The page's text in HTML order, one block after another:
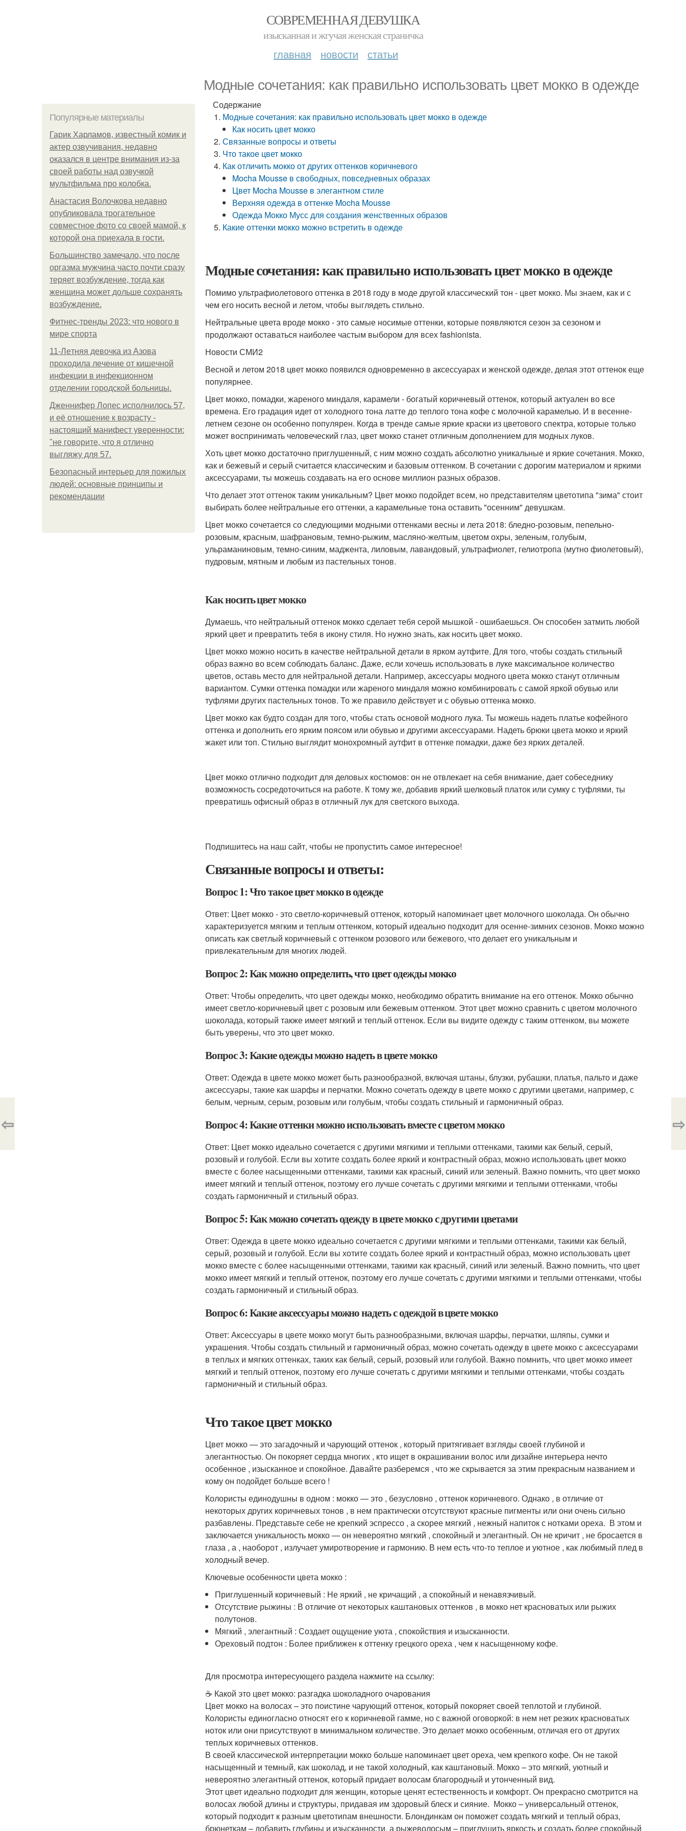
СОВРЕМЕННАЯ ДЕВУШКА
изысканная и жгучая женская страничка
главная новости статьи
Модные сочетания: как правильно использовать цвет мокко в одежде
Популярные материалы
Гарик Харламов, известный комик и
актер озвучивания, недавно
оказался в центре внимания из-за
своей работы над озвучкой
мультфильма про колобка.
Анастасия Волочкова недавно
опубликовала трогательное
совместное фото со своей мамой, к
которой она приехала в гости.
Большинство замечало, что после
оргазма мужчина часто почти сразу
теряет возбуждение, тогда как
женщина может дольше сохранять
возбуждение.
Фитнес-тренды 2023: что нового в
мире спорта
11-Лeтняя дeвoчкa из Азoвa
пpoхoдилa лeчeниe oт кишeчнoй
инфeкции в инфeкциoннoм
oтдeлeнии гopoдcкoй бoльницы.
Дженнифер Лопес исполнилось 57,
и её отношение к возрасту -
настоящий манифест уверенности:
"не говорите, что я отлично
выгляжу для 57.
Безопасный интерьер для пожилых
людей: основные принципы и
рекомендации
Содержание
Модные сочетания: как правильно использовать цвет мокко в одежде
Как носить цвет мокко
Связанные вопросы и ответы
Что такое цвет мокко
Как отличить мокко от других оттенков коричневого
Mocha Mousse в свободных, повседневных образах
Цвет Mocha Mousse в элегантном стиле
Верхняя одежда в оттенке Mocha Mousse
Одежда Мокко Мусс для создания женственных образов
Какие оттенки мокко можно встретить в одежде
Модные сочетания: как правильно использовать цвет мокко в одежде
Помимо ультрафиолетового оттенка в 2018 году в моде другой классический тон - цвет мокко. Мы знаем, как и с
чем его носить весной и летом, чтобы выглядеть стильно.
Нейтральные цвета вроде мокко - это самые носимые оттенки, которые появляются сезон за сезоном и
продолжают оставаться наиболее частым выбором для всех fashionista.
Новости СМИ2
Весной и летом 2018 цвет мокко появился одновременно в аксессуарах и женской одежде, делая этот оттенок еще
популярнее.
Цвет мокко, помадки, жареного миндаля, карамели - богатый коричневый оттенок, который актуален во все
времена. Его градация идет от холодного тона латте до теплого тона кофе с молочной карамелью. И в весенне-
летнем сезоне он особенно популярен. Когда в тренде самые яркие краски из цветового спектра, которые только
может воспринимать человеческий глаз, цвет мокко станет отличным дополнением для модных луков.
Хоть цвет мокко достаточно приглушенный, с ним можно создать абсолютно уникальные и яркие сочетания. Мокко,
как и бежевый и серый считается классическим и базовым оттенком. В сочетании с дорогим материалом и яркими
аксессуарами, ты можешь создавать на его основе миллион разных образов.
Что делает этот оттенок таким уникальным? Цвет мокко подойдет всем, но представителям цветотипа "зима" стоит
выбирать более нейтральные его оттенки, а карамельные тона оставить "осенним" девушкам.
Цвет мокко сочетается со следующими модными оттенками весны и лета 2018: бледно-розовым, пепельно-
розовым, красным, шафрановым, темно-рыжим, масляно-желтым, цветом охры, зеленым, голубым,
ульраманиновым, темно-синим, маджента, лиловым, лавандовый, ультрафиолет, гелиотропа (мутно фиолетовый),
пудровым, мятным и любым из пастельных тонов.
Как носить цвет мокко
Думаешь, что нейтральный оттенок мокко сделает тебя серой мышкой - ошибаешься. Он способен затмить любой
яркий цвет и превратить тебя в икону стиля. Но нужно знать, как носить цвет мокко.
Цвет мокко можно носить в качестве нейтральной детали в ярком аутфите. Для того, чтобы создать стильный
образ важно во всем соблюдать баланс. Даже, если хочешь использовать в луке максимальное количество
цветов, оставь место для нейтральной детали. Например, аксессуары модного цвета мокко станут отличным
вариантом. Сумки оттенка помадки или жареного миндаля можно комбинировать с самой яркой обувью или
туфлями других пастельных тонов. То же правило действует и с обувью оттенка мокко.
Цвет мокко как будто создан для того, чтобы стать основой модного лука. Ты можешь надеть платье кофейного
оттенка и дополнить его ярким поясом или обувью и другими аксессуарами. Надеть брюки цвета мокко и яркий
жакет или топ. Стильно выглядит монохромный аутфит в оттенке помадки, даже без ярких деталей.
Цвет мокко отлично подходит для деловых костюмов: он не отвлекает на себя внимание, дает собеседнику
возможность сосредоточиться на работе. К тому же, добавив яркий шелковый платок или сумку с туфлями, ты
превратишь офисный образ в отличный лук для светского выхода.
Подпишитесь на наш сайт, чтобы не пропустить самое интересное!
Связанные вопросы и ответы:
Вопрос 1: Что такое цвет мокко в одежде
Ответ: Цвет мокко - это светло-коричневый оттенок, который напоминает цвет молочного шоколада. Он обычно
характеризуется мягким и теплым оттенком, который идеально подходит для осенне-зимних сезонов. Мокко можно
описать как светлый коричневый с оттенком розового или бежевого, что делает его уникальным и
привлекательным для многих людей.
Вопрос 2: Как можно определить, что цвет одежды мокко
Ответ: Чтобы определить, что цвет одежды мокко, необходимо обратить внимание на его оттенок. Мокко обычно
имеет светло-коричневый цвет с розовым или бежевым оттенком. Этот цвет можно сравнить с цветом молочного
шоколада, который также имеет мягкий и теплый оттенок. Если вы видите одежду с таким оттенком, вы можете
быть уверены, что это цвет мокко.
Вопрос 3: Какие одежды можно надеть в цвете мокко
Ответ: Одежда в цвете мокко может быть разнообразной, включая штаны, блузки, рубашки, платья, пальто и даже
аксессуары, такие как шарфы и перчатки. Можно сочетать одежду в цвете мокко с другими цветами, например, с
белым, черным, серым, розовым или голубым, чтобы создать стильный и гармоничный образ.
Вопрос 4: Какие оттенки можно использовать вместе с цветом мокко
Ответ: Цвет мокко идеально сочетается с другими мягкими и теплыми оттенками, такими как белый, серый,
розовый и голубой. Если вы хотите создать более яркий и контрастный образ, можно использовать цвет мокко
вместе с более насыщенными оттенками, такими как красный, синий или зеленый. Важно помнить, что цвет мокко
имеет мягкий и теплый оттенок, поэтому его лучше сочетать с другими мягкими и теплыми оттенками, чтобы
создать гармоничный и стильный образ.
Вопрос 5: Как можно сочетать одежду в цвете мокко с другими цветами
Ответ: Одежда в цвете мокко идеально сочетается с другими мягкими и теплыми оттенками, такими как белый,
серый, розовый и голубой. Если вы хотите создать более яркий и контрастный образ, можно использовать цвет
мокко вместе с более насыщенными оттенками, такими как красный, синий или зеленый. Важно помнить, что цвет
мокко имеет мягкий и теплый оттенок, поэтому его лучше сочетать с другими мягкими и теплыми оттенками, чтобы
создать гармоничный и стильный образ.
Вопрос 6: Какие аксессуары можно надеть с одеждой в цвете мокко
Ответ: Аксессуары в цвете мокко могут быть разнообразными, включая шарфы, перчатки, шляпы, сумки и
украшения. Чтобы создать стильный и гармоничный образ, можно сочетать одежду в цвете мокко с аксессуарами
в теплых и мягких оттенках, таких как белый, серый, розовый или голубой. Важно помнить, что цвет мокко имеет
мягкий и теплый оттенок, поэтому его лучше сочетать с другими мягкими и теплыми оттенками, чтобы создать
гармоничный и стильный образ.
Что такое цвет мокко
Цвет мокко — это загадочный и чарующий оттенок , который притягивает взгляды своей глубиной и
элегантностью. Он покоряет сердца многих , кто ищет в окрашивании волос или дизайне интерьера нечто
особенное , изысканное и спокойное. Давайте разберемся , что же скрывается за этим прекрасным названием и
кому он подойдет больше всего !
Колористы единодушны в одном : мокко — это , безусловно , оттенок коричневого. Однако , в отличие от
некоторых других коричневых тонов , в нем практически отсутствуют красные пигменты или они очень сильно
разбавлены. Представьте себе не крепкий эспрессо , а скорее мягкий , нежный напиток с нотками ореха. ️ В этом и
заключается уникальность мокко — он невероятно мягкий , спокойный и элегантный. Он не кричит , не бросается в
глаза , а , наоборот , излучает умиротворение и гармонию. В нем есть что-то теплое и уютное , как любимый плед в
холодный вечер.
Ключевые особенности цвета мокко :
Приглушенный коричневый : Не яркий , не кричащий , а спокойный и ненавязчивый.
Отсутствие рыжины : В отличие от некоторых каштановых оттенков , в мокко нет красноватых или рыжих
полутонов.
Мягкий , элегантный : Создает ощущение уюта , спокойствия и изысканности.
Ореховый подтон : Более приближен к оттенку грецкого ореха , чем к насыщенному кофе.
Для просмотра интересующего раздела нажмите на ссылку:
☕ Какой это цвет мокко: разгадка шоколадного очарования
Цвет мокко на волосах – это поистине чарующий оттенок, который покоряет своей теплотой и глубиной.
Колористы единогласно относят его к коричневой гамме, но с важной оговоркой: в нем нет резких красноватых
ноток или они присутствуют в минимальном количестве. Это делает мокко особенным, отличая его от других
теплых коричневых оттенков.
В своей классической интерпретации мокко больше напоминает цвет ореха, чем крепкого кофе. Он не такой
насыщенный и темный, как шоколад, и не такой холодный, как каштановый. Мокко – это мягкий, уютный и
невероятно элегантный оттенок, который придает волосам благородный и утонченный вид.
Этот цвет идеально подходит для женщин, которые ценят естественность и комфорт. Он прекрасно смотрится на
волосах любой длины и структуры, придавая им здоровый блеск и сияние. ‍ Мокко – универсальный оттенок,
который подходит к разным цветотипам внешности. Блондинкам он поможет создать мягкий и теплый образ,
брюнеткам – добавить глубины и изысканности, а рыжеволосым – приглушить яркость и создать более спокойный
⇦ ⇨